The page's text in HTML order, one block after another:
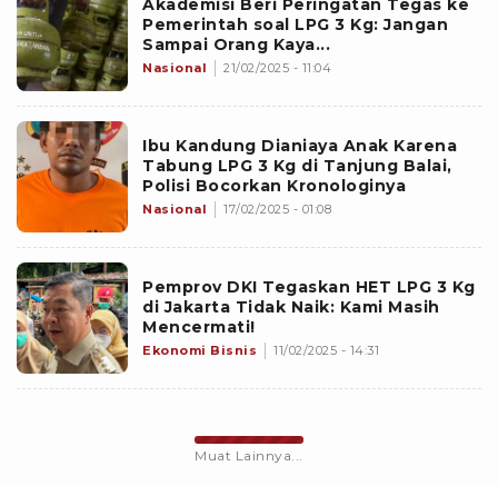
Akademisi Beri Peringatan Tegas ke
Pemerintah soal LPG 3 Kg: Jangan
Sampai Orang Kaya...
Nasional 21/02/2025 - 11:04
Ibu Kandung Dianiaya Anak Karena
Tabung LPG 3 Kg di Tanjung Balai,
Polisi Bocorkan Kronologinya
Nasional 17/02/2025 - 01:08
Pemprov DKI Tegaskan HET LPG 3 Kg
di Jakarta Tidak Naik: Kami Masih
Mencermati!
Ekonomi Bisnis 11/02/2025 - 14:31
Muat Lainnya...